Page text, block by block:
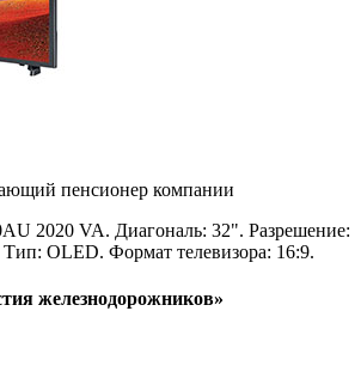
пенсионер компании
2020 VA. Диагональ: 32". Разрешение:
OLED. Формат телевизора: 16:9.
железнодорожников»